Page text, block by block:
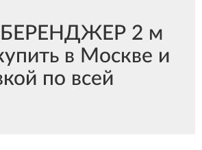
БЕРЕНДЖЕР 2 м
в Москве и
по всей